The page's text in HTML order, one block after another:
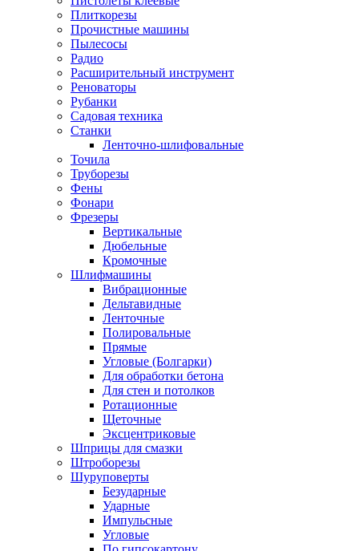
Плиткорезы
Прочистные машины
Пылесосы
Радио
Расширительный инструмент
Реноваторы
Рубанки
Садовая техника
Станки
Ленточно-шлифовальные
Точила
Труборезы
Фены
Фонари
Фрезеры
Вертикальные
Дюбельные
Кромочные
Шлифмашины
Вибрационные
Дельтавидные
Ленточные
Полировальные
Прямые
Угловые (Болгарки)
Для обработки бетона
Для стен и потолков
Ротационные
Щеточные
Эксцентриковые
Шприцы для смазки
Штроборезы
Шуруповерты
Безударные
Ударные
Импульсные
Угловые